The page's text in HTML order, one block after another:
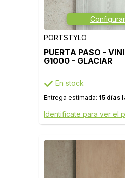
PORTSTYLO
PUERTA PASO -
G1000 - GLACIAR
En stock
Entrega estimada: 15 días
Identifícate para ver el